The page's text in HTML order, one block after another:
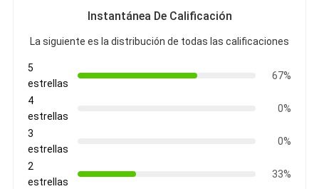
Instantánea De Calificación
La siguiente es la distribución de todas las calificaciones
5
estrellas
67%
4
estrellas
0%
3
estrellas
0%
2
estrellas
33%